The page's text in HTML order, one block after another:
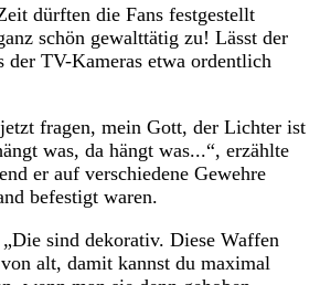
dürften die Fans festgestellt
schön gewalttätig zu! Lässt der
der TV-Kameras etwa ordentlich
fragen, mein Gott, der Lichter ist
was, da hängt was...“, erzählte
er auf verschiedene Gewehre
befestigt waren.
sind dekorativ. Diese Waffen
alt, damit kannst du maximal